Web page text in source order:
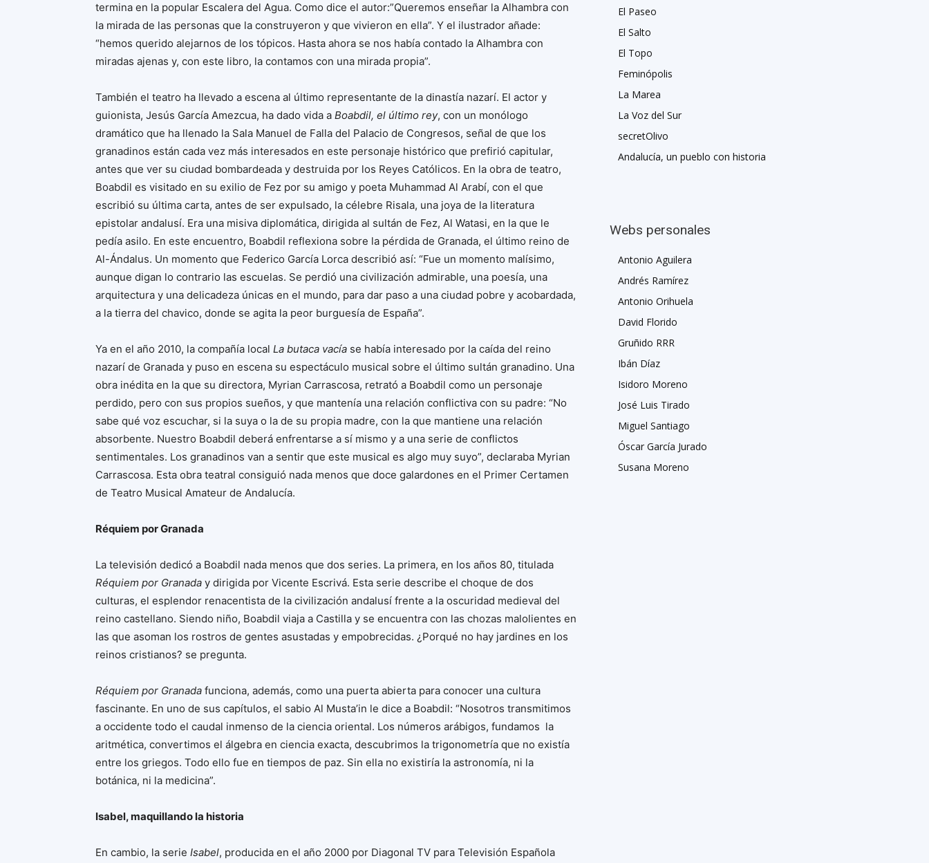
termina en la popular Escalera del Agua. Como dice el autor:”Queremos enseñar la Alhambra con
la mirada de las personas que la construyeron y que vivieron en ella”. Y el ilustrador añade:
“hemos querido alejarnos de los tópicos. Hasta ahora se nos había contado la Alhambra con
miradas ajenas y, con este libro, la contamos con una mirada propia”.
También el teatro ha llevado a escena al último representante de la dinastía nazarí. El actor y
guionista, Jesús García Amezcua, ha dado vida a Boabdil, el último rey, con un monólogo
dramático que ha llenado la Sala Manuel de Falla del Palacio de Congresos, señal de que los
granadinos están cada vez más interesados en este personaje histórico que prefirió capitular,
antes que ver su ciudad bombardeada y destruida por los Reyes Católicos. En la obra de teatro,
Boabdil es visitado en su exilio de Fez por su amigo y poeta Muhammad Al Arabí, con el que
escribió su última carta, antes de ser expulsado, la célebre Risala, una joya de la literatura
epistolar andalusí. Era una misiva diplomática, dirigida al sultán de Fez, Al Watasi, en la que le
pedía asilo. En este encuentro, Boabdil reflexiona sobre la pérdida de Granada, el último reino de
Al-Ándalus. Un momento que Federico García Lorca describió así: “Fue un momento malísimo,
aunque digan lo contrario las escuelas. Se perdió una civilización admirable, una poesía, una
arquitectura y una delicadeza únicas en el mundo, para dar paso a una ciudad pobre y acobardada,
a la tierra del chavico, donde se agita la peor burguesía de España”.
Ya en el año 2010, la compañía local La butaca vacía se había interesado por la caída del reino
nazarí de Granada y puso en escena su espectáculo musical sobre el último sultán granadino. Una
obra inédita en la que su directora, Myrian Carrascosa, retrató a Boabdil como un personaje
perdido, pero con sus propios sueños, y que mantenía una relación conflictiva con su padre: “No
sabe qué voz escuchar, si la suya o la de su propia madre, con la que mantiene una relación
absorbente. Nuestro Boabdil deberá enfrentarse a sí mismo y a una serie de conflictos
sentimentales. Los granadinos van a sentir que este musical es algo muy suyo”, declaraba Myrian
Carrascosa. Esta obra teatral consiguió nada menos que doce galardones en el Primer Certamen
de Teatro Musical Amateur de Andalucía.
Réquiem por Granada
La televisión dedicó a Boabdil nada menos que dos series. La primera, en los años 80, titulada
Réquiem por Granada y dirigida por Vicente Escrivá. Esta serie describe el choque de dos
culturas, el esplendor renacentista de la civilización andalusí frente a la oscuridad medieval del
reino castellano. Siendo niño, Boabdil viaja a Castilla y se encuentra con las chozas malolientes en
las que asoman los rostros de gentes asustadas y empobrecidas. ¿Porqué no hay jardines en los
reinos cristianos? se pregunta.
Réquiem por Granada funciona, además, como una puerta abierta para conocer una cultura
fascinante. En uno de sus capítulos, el sabio Al Musta’in le dice a Boabdil: “Nosotros transmitimos
a occidente todo el caudal inmenso de la ciencia oriental. Los números arábigos, fundamos la
aritmética, convertimos el álgebra en ciencia exacta, descubrimos la trigonometría que no existía
entre los griegos. Todo ello fue en tiempos de paz. Sin ella no existiría la astronomía, ni la
botánica, ni la medicina”.
Isabel, maquillando la historia
En cambio, la serie Isabel, producida en el año 2000 por Diagonal TV para Televisión Española
El Paseo
El Salto
El Topo
Feminópolis
La Marea
La Voz del Sur
secretOlivo
Andalucía, un pueblo con historia
Webs personales
Antonio Aguilera
Andrés Ramírez
Antonio Orihuela
David Florido
Gruñido RRR
Ibán Díaz
Isidoro Moreno
José Luis Tirado
Miguel Santiago
Óscar García Jurado
Susana Moreno